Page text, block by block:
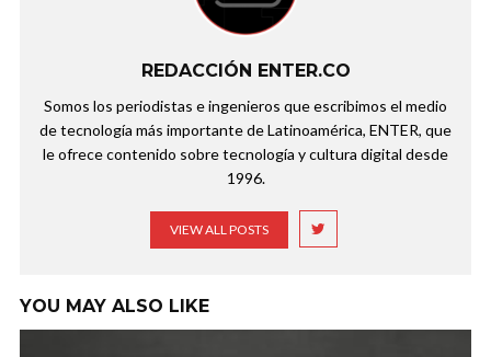
REDACCIÓN ENTER.CO
Somos los periodistas e ingenieros que escribimos el medio
de tecnología más importante de Latinoamérica, ENTER, que
le ofrece contenido sobre tecnología y cultura digital desde
1996.
VIEW ALL POSTS
YOU MAY ALSO LIKE